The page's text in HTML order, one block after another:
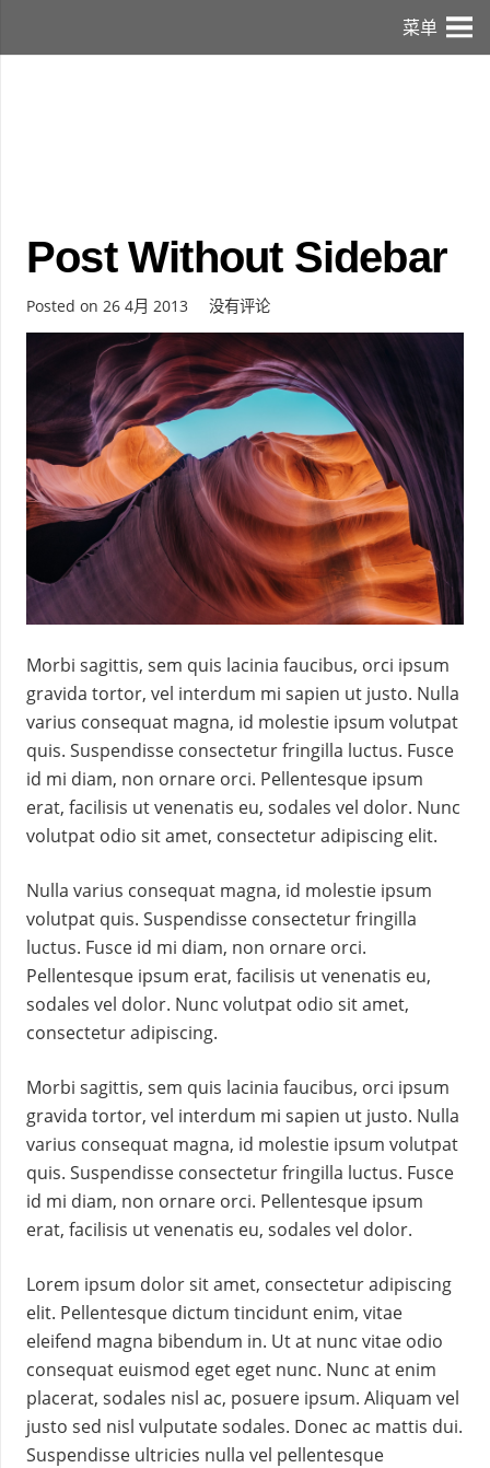
菜单
Post Without Sidebar
Posted on 26 4月 2013 没有评论
Morbi sagittis, sem quis lacinia faucibus, orci ipsum
gravida tortor, vel interdum mi sapien ut justo. Nulla
varius consequat magna, id molestie ipsum volutpat
quis. Suspendisse consectetur fringilla luctus. Fusce
id mi diam, non ornare orci. Pellentesque ipsum
erat, facilisis ut venenatis eu, sodales vel dolor. Nunc
volutpat odio sit amet, consectetur adipiscing elit.
Nulla varius consequat magna, id molestie ipsum
volutpat quis. Suspendisse consectetur fringilla
luctus. Fusce id mi diam, non ornare orci.
Pellentesque ipsum erat, facilisis ut venenatis eu,
sodales vel dolor. Nunc volutpat odio sit amet,
consectetur adipiscing.
Morbi sagittis, sem quis lacinia faucibus, orci ipsum
gravida tortor, vel interdum mi sapien ut justo. Nulla
varius consequat magna, id molestie ipsum volutpat
quis. Suspendisse consectetur fringilla luctus. Fusce
id mi diam, non ornare orci. Pellentesque ipsum
erat, facilisis ut venenatis eu, sodales vel dolor.
Lorem ipsum dolor sit amet, consectetur adipiscing
elit. Pellentesque dictum tincidunt enim, vitae
eleifend magna bibendum in. Ut at nunc vitae odio
consequat euismod eget eget nunc. Nunc at enim
placerat, sodales nisl ac, posuere ipsum. Aliquam vel
justo sed nisl vulputate sodales. Donec ac mattis dui.
Suspendisse ultricies nulla vel pellentesque